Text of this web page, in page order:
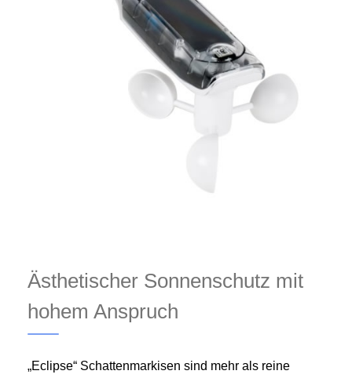
Ästhetischer Sonnenschutz mit
hohem Anspruch
„Eclipse“ Schattenmarkisen sind mehr als reine